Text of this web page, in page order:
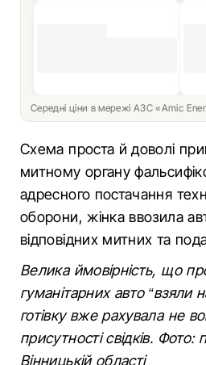
Середні ціни в мережі АЗС «Amic
Схема проста й доволі
митному органу
адресного постачання
оборони, жінка ввозила
відповідних митних та
Велика ймовірність, що
гуманітарних авто “взяли
готівку вже рахувала не
присутності свідків.
Вінницькій області